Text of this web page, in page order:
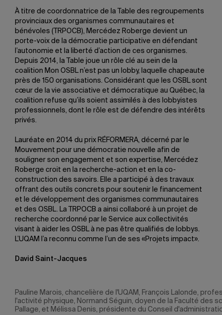
À titre de coordonnatrice de la Table des regroupements
provinciaux des organismes communautaires et
bénévoles (TRPOCB), Mercédez Roberge devient un
porte-voix de la démocratie participative en défendant
l’autonomie et la liberté d’action de ces organismes.
Depuis 2014, la Table joue un rôle clé au sein de la
coalition Mon OSBL n’est pas un lobby, laquelle chapeaute
près de 150 organisations. Considérant que les OSBL sont
cœur de la vie associative et démocratique au Québec, la
coalition refuse qu’ils soient assimilés à des lobbyistes
professionnels, dont le rôle est de défendre des intérêts
privés.
Lauréate en 2014 du prix RÉFORMERA, décerné par le
Mouvement pour une démocratie nouvelle afin de
souligner son engagement et son expertise, Mercédez
Roberge croit en la recherche-action et en la co-
construction des savoirs. Elle a participé à des travaux
offrant des outils concrets pour soutenir le financement
et le développement des organismes communautaires
et des OSBL. La TRPOCB a ainsi collaboré à un projet de
recherche coordonné par le Service aux collectivités
visant à aider les OSBL à ne pas être qualifiés de lobbys.
L’UQAM l’a reconnu comme l’un de ses «Projets impact».
David Saint-Jacques
Pauline Marois, chancelière de l'UQAM, François Lalonde,
l'activité physique, Normand Séguin, doyen de la Faculté des
Pallage, et Mélissa Denis, présidente du Conseil